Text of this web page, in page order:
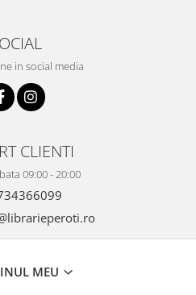
in social media
CLIENTI
09:00 - 20:00
MEU